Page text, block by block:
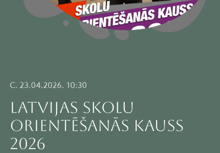
C. 23.04.2026. 10:30
LATVIJAS SKOLU
ORIENTĒŠANĀS KAUSS
2026